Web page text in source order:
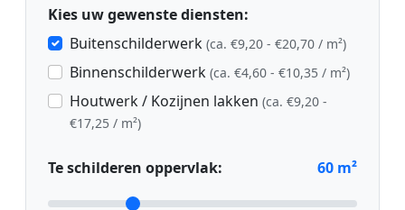
Kies uw gewenste diensten:
Buitenschilderwerk (ca. €9,20 - €20,70 / m²)
Binnenschilderwerk (ca. €4,60 - €10,35 / m²)
Houtwerk / Kozijnen lakken (ca. €9,20 -
€17,25 / m²)
Te schilderen oppervlak: 60 m²